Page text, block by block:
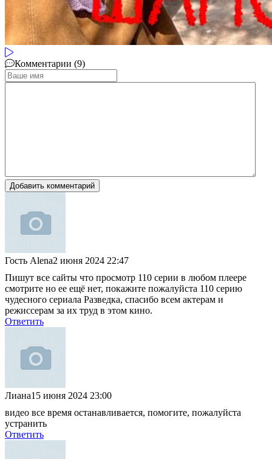
Комментарии (9)
Добавить комментарий
Гость Alena2 июня 2024 22:47
Пишут все сайты что просмотр 110 серии в любом плеере
смотрите но ее ещё нет, покажите пожалуйста 110 серию
чудесного сериала Разведка, спасибо всем актерам и
режиссерам за их труд в этом кино.
Ответить
Лиана15 июня 2024 23:00
видео все время останавливается, помогите, пожалуйста
устранить
Ответить